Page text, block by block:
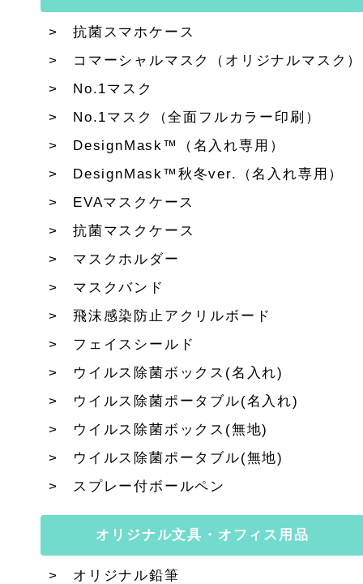
抗菌スマホケース
コマーシャルマスク（オリジナルマスク）
No.1マスク
No.1マスク（全面フルカラー印刷）
DesignMask™（名入れ専用）
DesignMask™秋冬ver.（名入れ専用）
EVAマスクケース
抗菌マスクケース
マスクホルダー
マスクバンド
飛沫感染防止アクリルボード
フェイスシールド
ウイルス除菌ボックス(名入れ)
ウイルス除菌ポータブル(名入れ)
ウイルス除菌ボックス(無地)
ウイルス除菌ポータブル(無地)
スプレー付ボールペン
オリジナル文具・オフィス用品
オリジナル鉛筆